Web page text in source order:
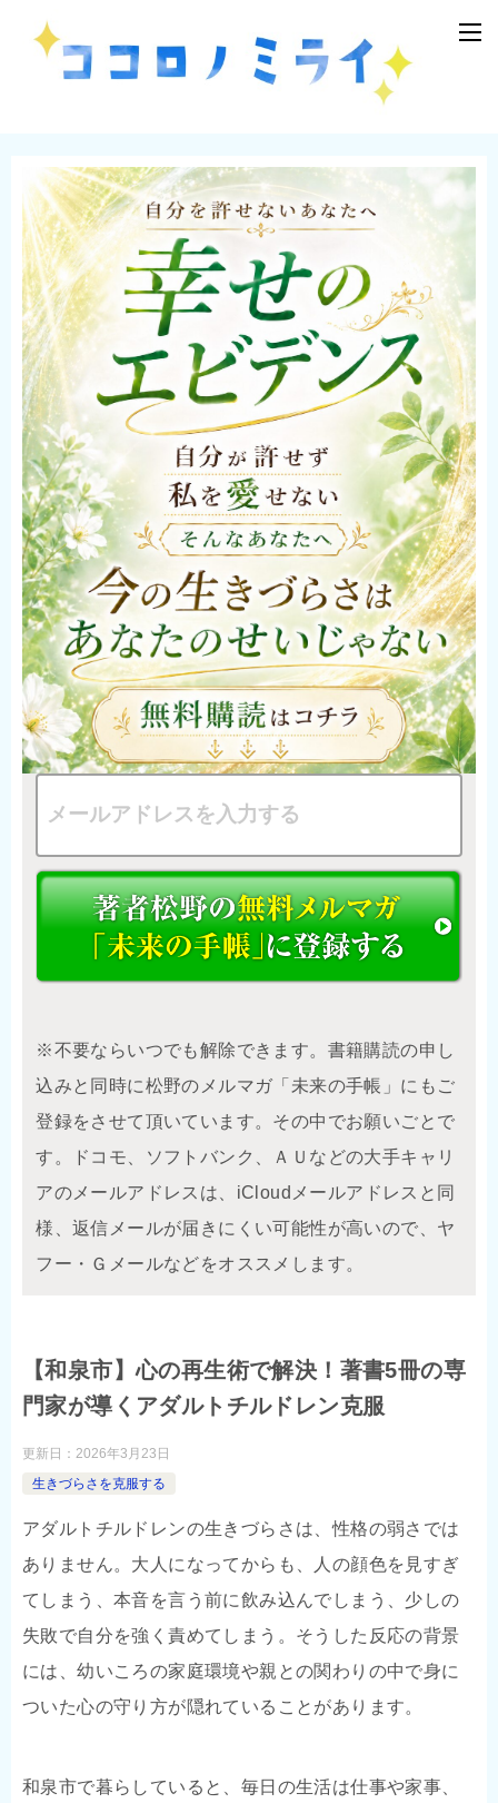
※不要ならいつでも解除できます。書籍購読の申し
込みと同時に松野のメルマガ「未来の手帳」にもご
登録をさせて頂いています。その中でお願いごとで
す。ドコモ、ソフトバンク、ＡＵなどの大手キャリ
アのメールアドレスは、iCloudメールアドレスと同
様、返信メールが届きにくい可能性が高いので、ヤ
フー・Ｇメールなどをオススメします。
【和泉市】心の再生術で解決！著書5冊の専
門家が導くアダルトチルドレン克服
更新日： 2026年3月23日
生きづらさを克服する
アダルトチルドレンの生きづらさは、性格の弱さでは
ありません。大人になってからも、人の顔色を見すぎ
てしまう、本音を言う前に飲み込んでしまう、少しの
失敗で自分を強く責めてしまう。そうした反応の背景
には、幼いころの家庭環境や親との関わりの中で身に
ついた心の守り方が隠れていることがあります。
和泉市で暮らしていると、毎日の生活は仕事や家事、